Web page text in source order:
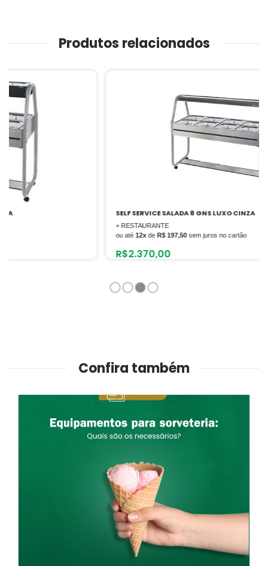
Produtos relacionados
SELF SERVICE SALADA 8 GNS LUXO CINZA
sem juros no cartão
1 2 3 4
Confira também